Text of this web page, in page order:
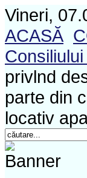
Vineri,
ACASĂ
privlnd
parte din
locativ